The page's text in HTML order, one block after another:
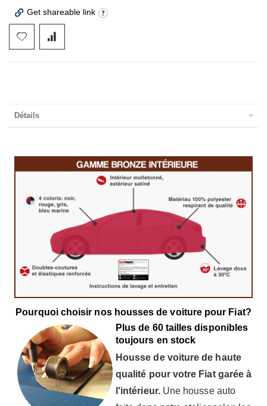
Get shareable link
Détails
Pourquoi choisir nos housses de voiture pour Fiat?
Plus de 60 tailles disponibles
toujours en stock
Housse de voiture de haute
qualité pour votre Fiat garée à
l'intérieur. Une housse auto